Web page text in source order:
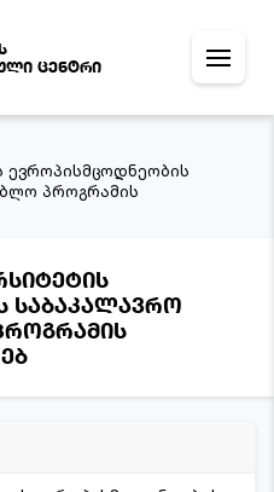
ცენტრი
ევროპისმცოდნეობის
პროგრამის
საბაკალავრო